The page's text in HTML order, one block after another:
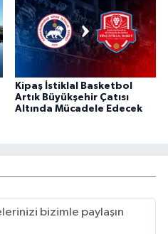
Kipaş İstiklal Basketbol
Artık Büyükşehir Çatısı
Altında Mücadele Edecek